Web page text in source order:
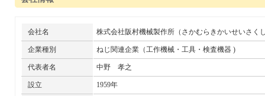
会社名 株式会社阪村機械製作所（さかむらきかいせいさく
企業種別 ねじ関連企業（工作機械・工具・検査機器 )
代表者名 中野 孝之
設立 1959年